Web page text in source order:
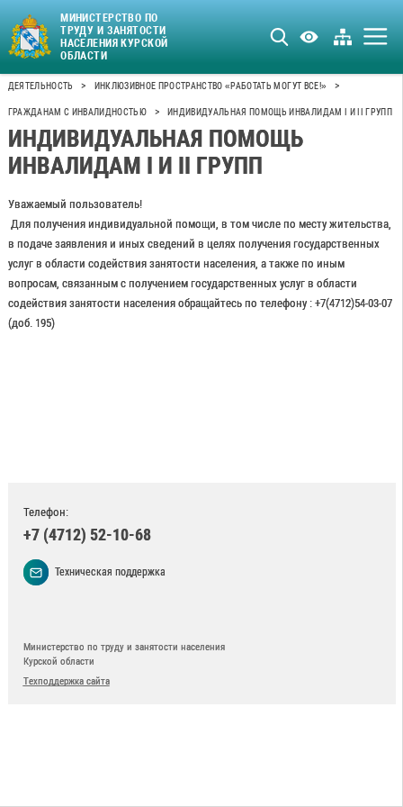
МИНИСТЕРСТВО ПО
ТРУДУ И ЗАНЯТОСТИ
НАСЕЛЕНИЯ КУРСКОЙ
ОБЛАСТИ
ДЕЯТЕЛЬНОСТЬ > ИНКЛЮЗИВНОЕ ПРОСТРАНСТВО «РАБОТАТЬ МОГУТ ВСЕ!» >
ГРАЖДАНАМ С ИНВАЛИДНОСТЬЮ > ИНДИВИДУАЛЬНАЯ ПОМОЩЬ ИНВАЛИДАМ I И II ГРУПП
ИНДИВИДУАЛЬНАЯ ПОМОЩЬ
ИНВАЛИДАМ I И II ГРУПП
Уважаемый пользователь!
Для получения индивидуальной помощи, в том числе по месту жительства,
в подаче заявления и иных сведений в целях получения государственных
услуг в области содействия занятости населения, а также по иным
вопросам, связанным с получением государственных услуг в области
содействия занятости населения обращайтесь по телефону : +7(4712)54-03-07
(доб. 195)
Телефон:
+7 (4712) 52-10-68
Техническая поддержка
Министерство по труду и занятости населения
Курской области
Техподдержка сайта